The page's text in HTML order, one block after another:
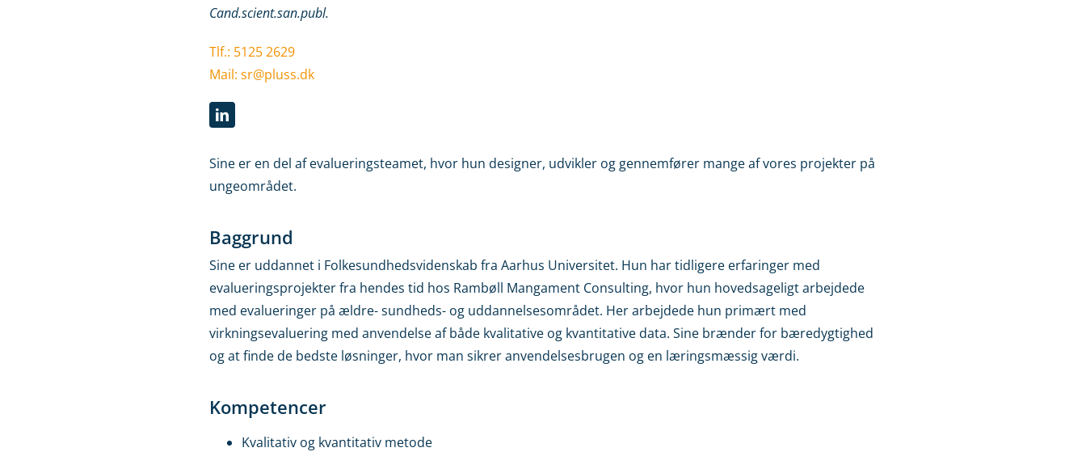
Cand.scient.san.publ.
Tlf.: 5125 2629
Mail: sr@pluss.dk
Sine er en del af evalueringsteamet, hvor hun designer, udvikler og gennemfører mange af vores projekter på
ungeområdet.
Baggrund
Sine er uddannet i Folkesundhedsvidenskab fra Aarhus Universitet. Hun har tidligere erfaringer med
evalueringsprojekter fra hendes tid hos Rambøll Mangament Consulting, hvor hun hovedsageligt arbejdede
med evalueringer på ældre- sundheds- og uddannelsesområdet. Her arbejdede hun primært med
virkningsevaluering med anvendelse af både kvalitative og kvantitative data. Sine brænder for bæredygtighed
og at finde de bedste løsninger, hvor man sikrer anvendelsesbrugen og en læringsmæssig værdi.
Kompetencer
Kvalitativ og kvantitativ metode